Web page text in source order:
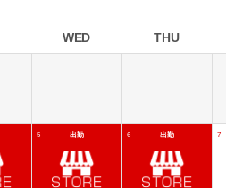
WED THU